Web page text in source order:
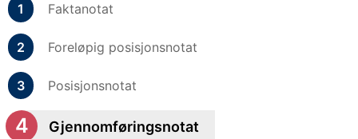
Faktanotat
Foreløpig posisjonsnotat
Posisjonsnotat
Gjennomføringsnotat